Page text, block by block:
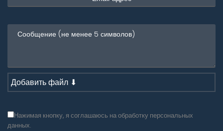
Добавить файл ⬇
Нажимая кнопку, я соглашаюсь на обработку персональных
данных.